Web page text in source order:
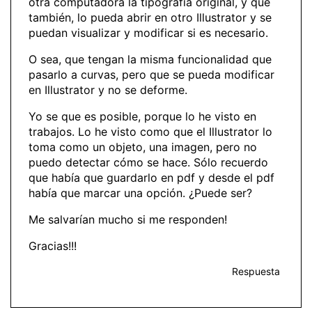
también, lo pueda abrir en otro Illustrator y se
puedan visualizar y modificar si es necesario.
O sea, que tengan la misma funcionalidad que
pasarlo a curvas, pero que se pueda modificar
en Illustrator y no se deforme.
Yo se que es posible, porque lo he visto en
trabajos. Lo he visto como que el Illustrator lo
toma como un objeto, una imagen, pero no
puedo detectar cómo se hace. Sólo recuerdo
que había que guardarlo en pdf y desde el pdf
había que marcar una opción. ¿Puede ser?
Me salvarían mucho si me responden!
Gracias!!!
Respuesta